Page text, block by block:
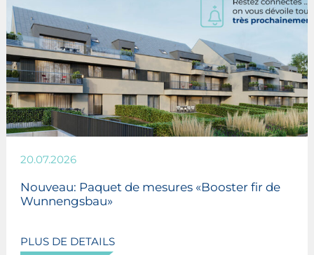
20.07.2026
Nouveau: Paquet de mesures «Booster fir de
Wunnengsbau»
PLUS DE DETAILS